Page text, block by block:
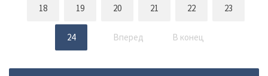
18 19 20 21 22 23
24 Вперед В конец